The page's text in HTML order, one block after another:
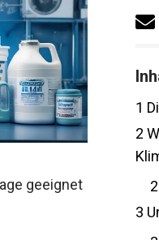
geeignet
1
2
3